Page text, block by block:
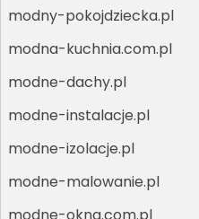
modny-pokojdziecka.pl
modna-kuchnia.com.pl
modne-dachy.pl
modne-instalacje.pl
modne-izolacje.pl
modne-malowanie.pl